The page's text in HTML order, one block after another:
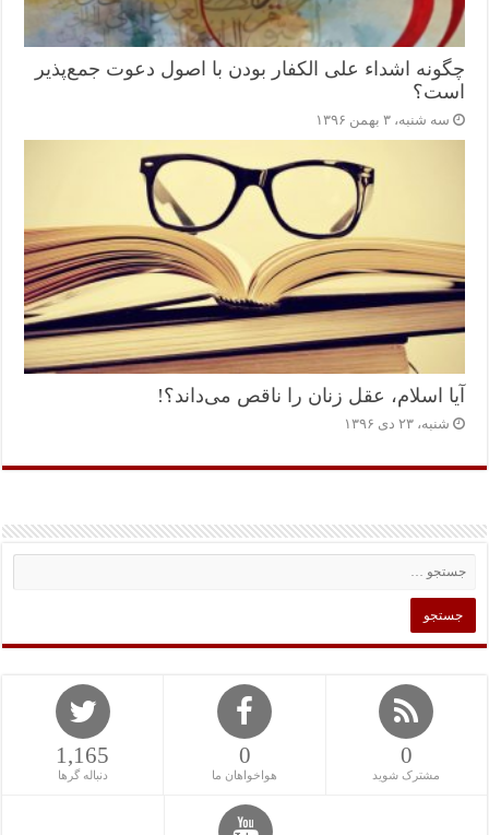
چگونه اشداء علی الکفار بودن با اصول دعوت جمع‌پذیر
است؟
سه شنبه، ۳ بهمن ۱۳۹۶
آیا اسلام، عقل زنان را ناقص می‌داند؟!
شنبه، ۲۳ دی ۱۳۹۶
0
مشترک شوید
0
هواخواهان ما
1,165
دنباله گرها